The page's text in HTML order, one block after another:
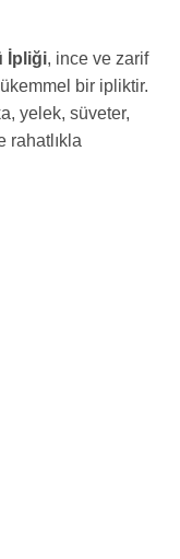
İpliği, ince ve zarif
bir ipliktir.
yelek, süveter,
rahatlıkla